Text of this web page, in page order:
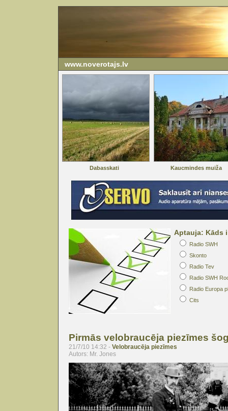
www.noverotajs.lv
Dabasskati Kaucmindes muiža
Aptauja: Kāds
Radio SWH
Skonto
Radio Tev
Radio SWH
Radio Europa
Cits
Pirmās velobraucēja piezīmes
21/7/10 14:32 - Velobraucēja piezīmes
Autors: Mr. Jones